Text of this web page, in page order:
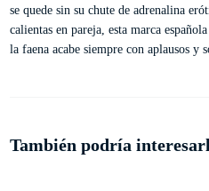
se quede sin su chute de adrenalina
calientas en pareja, esta marca
la faena acabe siempre con aplausos y
También podría